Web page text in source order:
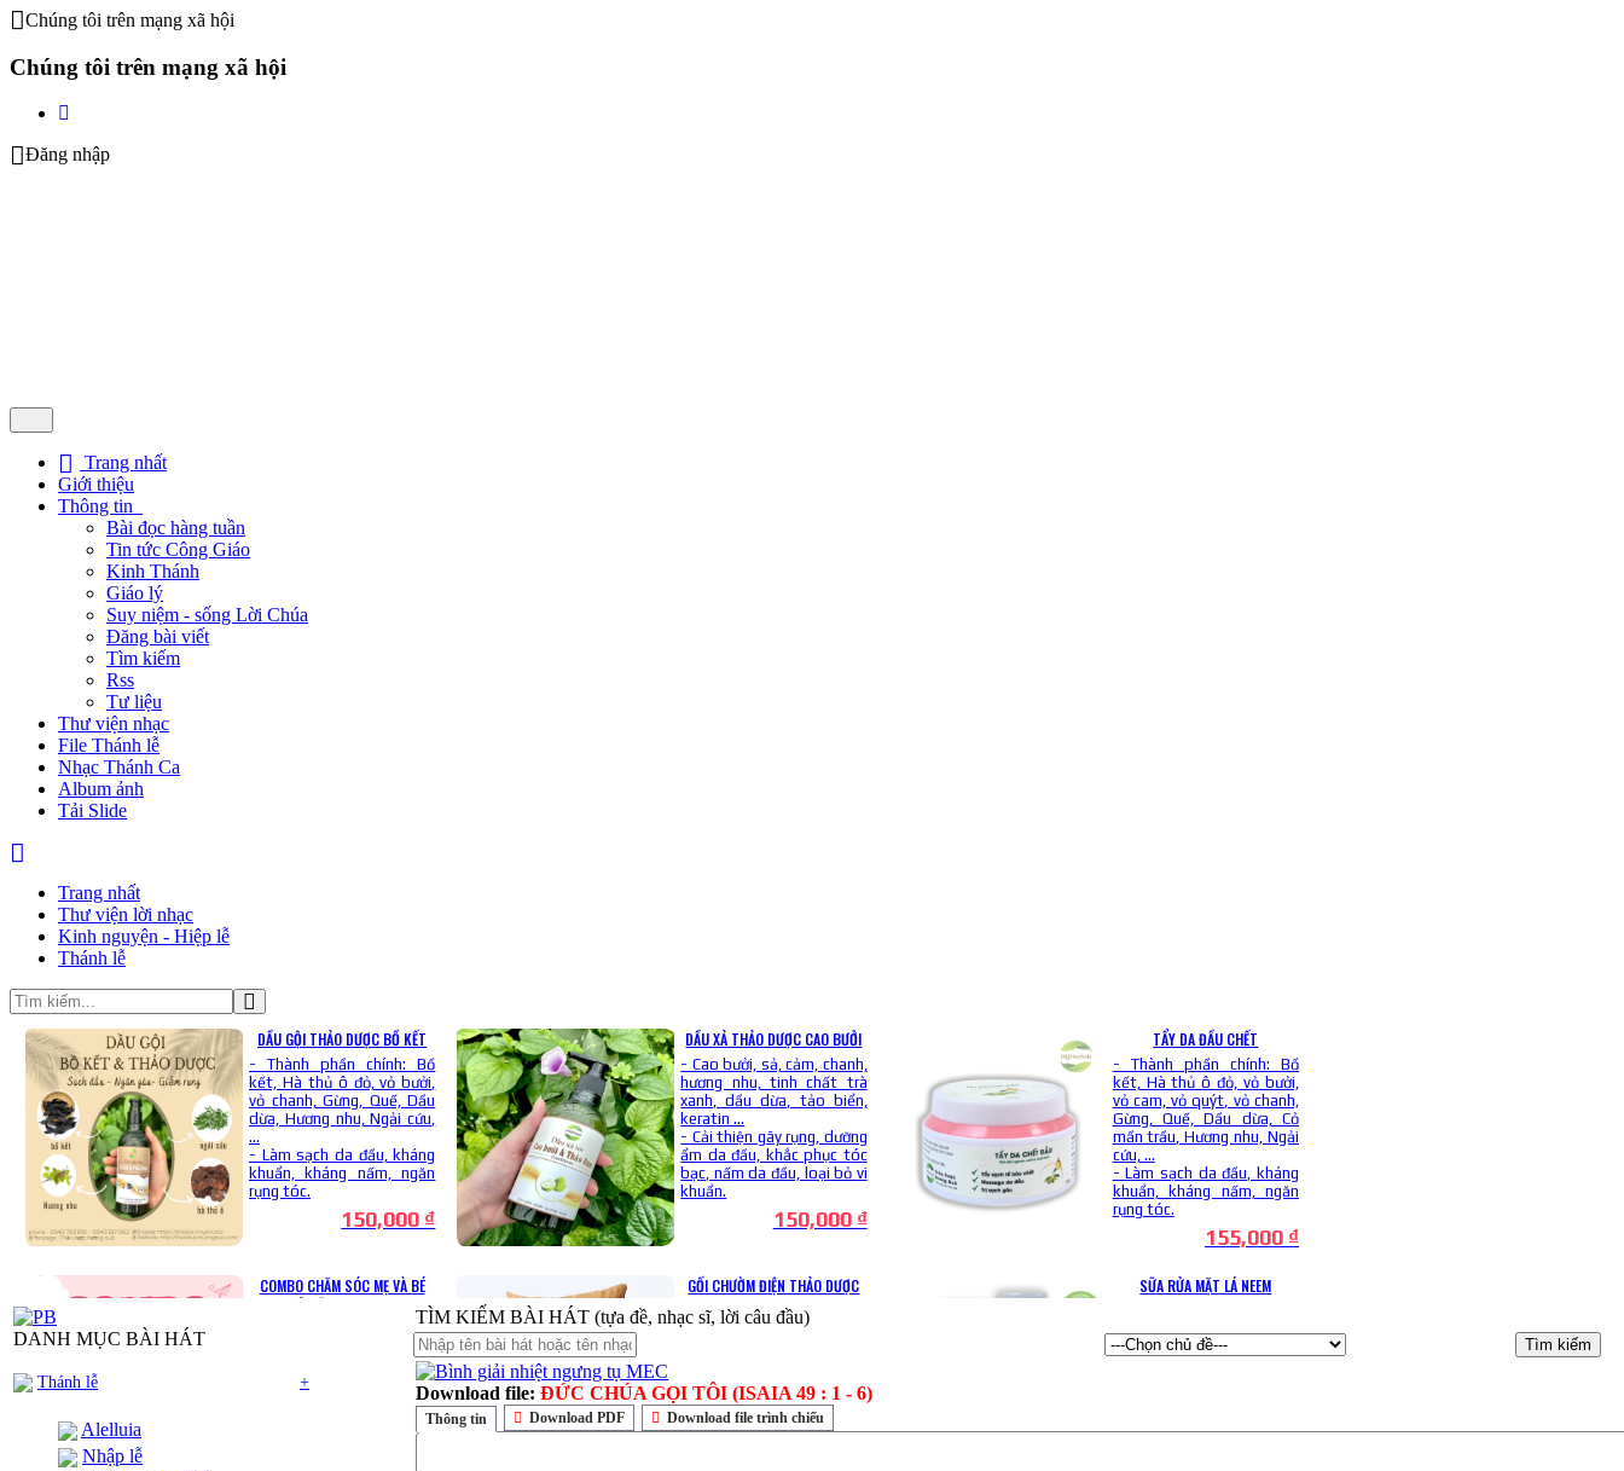
Chúng tôi trên mạng xã hội
Chúng tôi trên mạng xã hội
Đăng nhập
Trang nhất
Giới thiệu
Thông tin
Bài đọc hàng tuần
Tin tức Công Giáo
Kinh Thánh
Giáo lý
Suy niệm - sống Lời Chúa
Đăng bài viết
Tìm kiếm
Rss
Tư liệu
Thư viện nhạc
File Thánh lễ
Nhạc Thánh Ca
Album ảnh
Tải Slide
Trang nhất
Thư viện lời nhạc
Kinh nguyện - Hiệp lễ
Thánh lễ
DANH MỤC BÀI HÁT
Thánh lễ +
Alelluia
Nhập lễ
TÌM KIẾM BÀI HÁT (tựa đề, nhạc sĩ, lời câu đầu)
Download file: ĐỨC CHÚA GỌI TÔI (ISAIA 49 : 1 - 6)
Thông tin Download PDF Download file trình chiếu